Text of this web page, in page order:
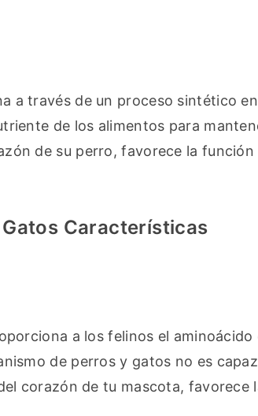
a través de un proceso sintético
de los alimentos para
de su perro, favorece la función
Características
a los felinos el aminoácido
de perros y gatos no es
corazón de tu mascota, favorece